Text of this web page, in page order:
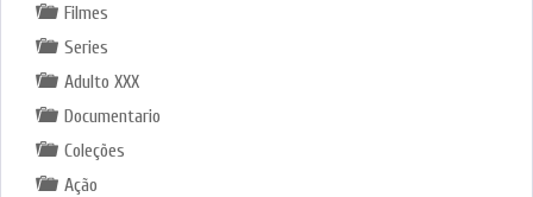
Filmes
Series
Adulto XXX
Documentario
Coleções
Ação